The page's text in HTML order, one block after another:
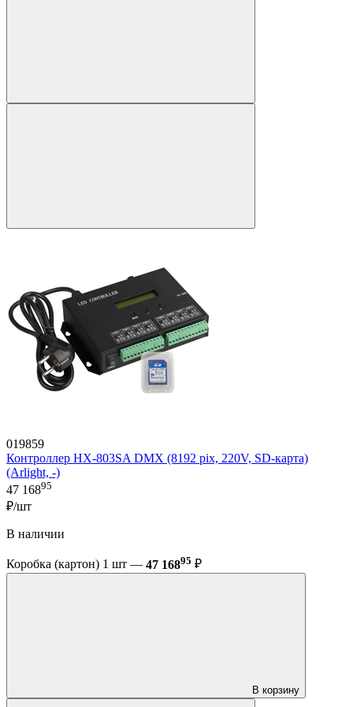
019859
Контроллер HX-803SA DMX (8192 pix, 220V, SD-карта)
(Arlight, -)
47 16895
₽/шт
В наличии
Коробка (картон) 1 шт — 47 16895 ₽
В корзину